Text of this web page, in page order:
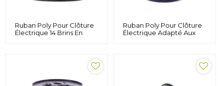
Ruban Poly Pour Clôture
Électrique 14 Brins En
Ruban Poly Pour Clôture
Électrique Adapté Aux